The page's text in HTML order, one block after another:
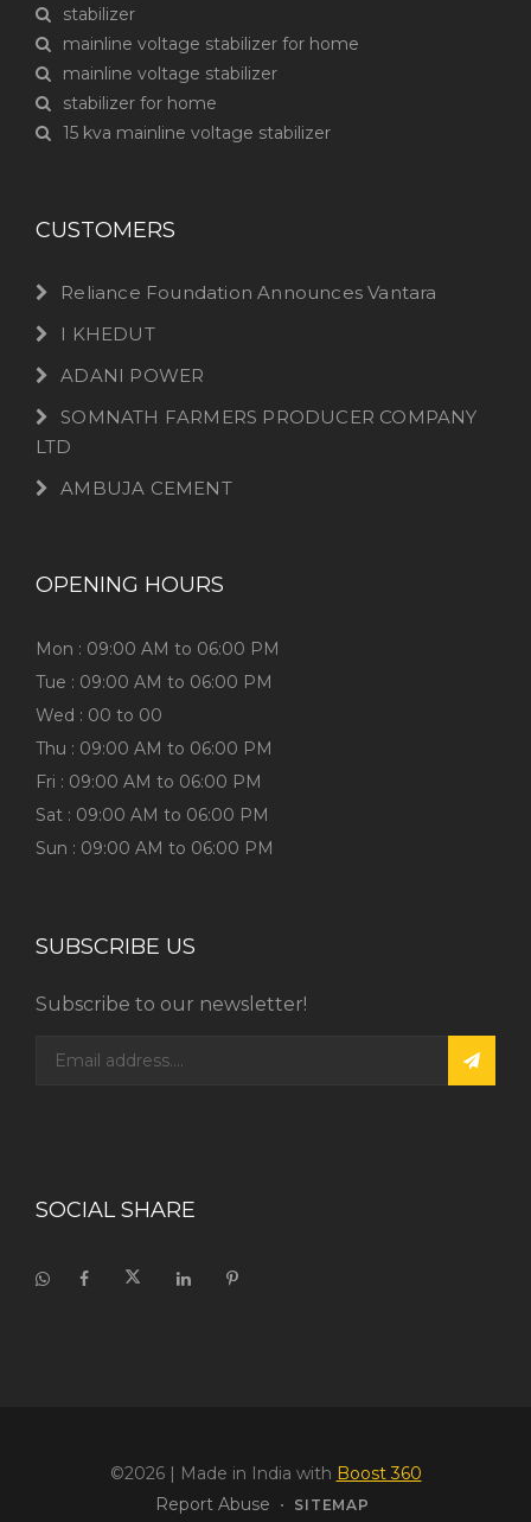
stabilizer
mainline voltage stabilizer for home
mainline voltage stabilizer
stabilizer for home
15 kva mainline voltage stabilizer
CUSTOMERS
Reliance Foundation Announces Vantara
I KHEDUT
ADANI POWER
SOMNATH FARMERS PRODUCER COMPANY
LTD
AMBUJA CEMENT
OPENING HOURS
Mon : 09:00 AM to 06:00 PM
Tue : 09:00 AM to 06:00 PM
Wed : 00 to 00
Thu : 09:00 AM to 06:00 PM
Fri : 09:00 AM to 06:00 PM
Sat : 09:00 AM to 06:00 PM
Sun : 09:00 AM to 06:00 PM
SUBSCRIBE US
Subscribe to our newsletter!
SOCIAL SHARE
©2026| Made in India with Boost 360
Report Abuse • SITEMAP